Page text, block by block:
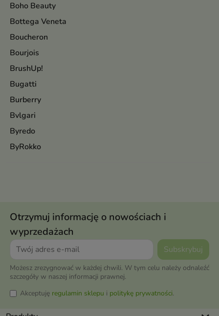
Boho Beauty
Bottega Veneta
Boucheron
Bourjois
BrushUp!
Bugatti
Burberry
Bvlgari
Byredo
ByRokko
Otrzymuj informację o nowościach i
wyprzedażach
Możesz zrezygnować w każdej chwili. W tym celu należy odnaleźć
szczegóły w naszej informacji prawnej.
Akceptuję regulamin sklepu i politykę prywatności.